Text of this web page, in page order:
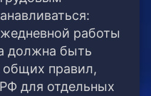
работы
должна быть
общих правил,
для отдельных